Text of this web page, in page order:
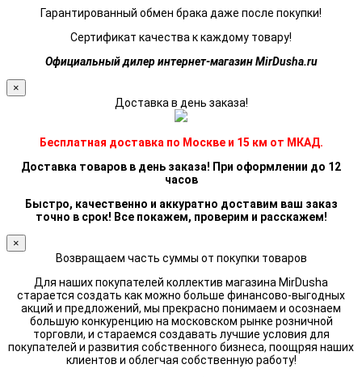
Гарантированный обмен брака даже после покупки!
Сертификат качества к каждому товару!
Официальный дилер интернет-магазин MirDusha.ru
×
Доставка в день заказа!
Бесплатная доставка по Москве и 15 км от МКАД.
Доставка товаров в день заказа! При оформлении до 12
часов
Быстро, качественно и аккуратно доставим ваш заказ
точно в срок! Все покажем, проверим и расскажем!
×
Возвращаем часть суммы от покупки товаров
Для наших покупателей коллектив магазина MirDusha
старается создать как можно больше финансово-выгодных
акций и предложений, мы прекрасно понимаем и осознаем
большую конкуренцию на московском рынке розничной
торговли, и стараемся создавать лучшие условия для
покупателей и развития собственного бизнеса, поощряя наших
клиентов и облегчая собственную работу!